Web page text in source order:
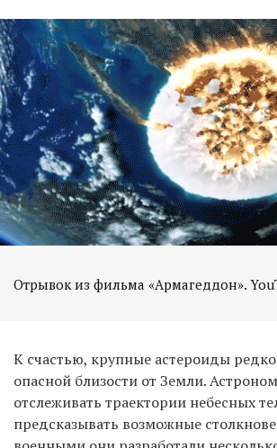
Отрывок из фильма «Армагеддон».
К счастью, крупные астероиды
опасной близости от Земли.
отслеживать траектории небесных
предсказывать возможные